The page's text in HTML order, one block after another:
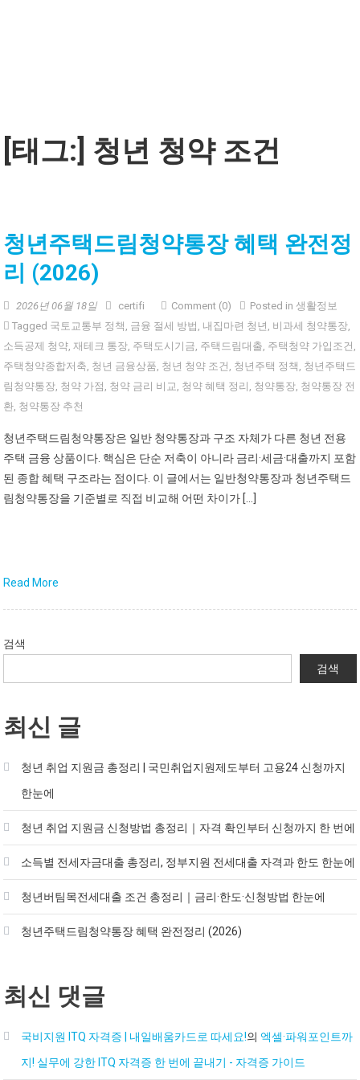
[태그:] 청년 청약 조건
청년주택드림청약통장 혜택 완전정
리 (2026)
2026년 06월 18일 certifi Comment (0) Posted in 생활정보
Tagged 국토교통부 정책 , 금융 절세 방법 , 내집마련 청년 , 비과세 청약통장,
소득공제 청약,재테크 통장, 주택도시기금, 주택드림대출, 주택청약 가입조건 ,
주택청약종합저축, 청년 금융상품, 청년 청약 조건 , 청년주택 정책 , 청년주택드
림청약통장, 청약 가점 , 청약 금리 비교 , 청약 혜택 정리 , 청약통장, 청약통장 전
환, 청약통장 추천
청년주택드림청약통장은 일반 청약통장과 구조 자체가 다른 청년 전용
주택 금융 상품이다. 핵심은 단순 저축이 아니라 금리·세금·대출까지 포함
된 종합 혜택 구조라는 점이다. 이 글에서는 일반청약통장과 청년주택드
림청약통장을 기준별로 직접 비교해 어떤 차이가 […]
Read More
검색
검색
최신 글
청년 취업 지원금 총정리 | 국민취업지원제도부터 고용24 신청까지
한눈에
청년 취업 지원금 신청방법 총정리｜자격 확인부터 신청까지 한 번에
소득별 전세자금대출 총정리, 정부지원 전세대출 자격과 한도 한눈에
청년버팀목전세대출 조건 총정리｜금리·한도·신청방법 한눈에
청년주택드림청약통장 혜택 완전정리 (2026)
최신 댓글
국비지원 ITQ 자격증 | 내일배움카드로 따세요!의 엑셀·파워포인트까
지! 실무에 강한 ITQ 자격증 한 번에 끝내기 - 자격증 가이드